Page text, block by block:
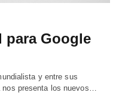
para Google
y entre sus
nos presenta los nuevos…